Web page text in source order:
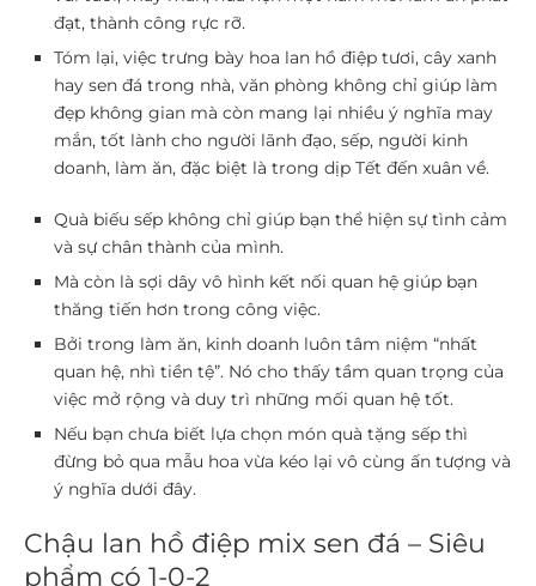
đạt, thành công rực rỡ.
Tóm lại, việc trưng bày hoa lan hồ điệp tươi, cây xanh
hay sen đá trong nhà, văn phòng không chỉ giúp làm
đẹp không gian mà còn mang lại nhiều ý nghĩa may
mắn, tốt lành cho người lãnh đạo, sếp, người kinh
doanh, làm ăn, đặc biệt là trong dịp Tết đến xuân về.
Quà biếu sếp không chỉ giúp bạn thể hiện sự tình cảm
và sự chân thành của mình.
Mà còn là sợi dây vô hình kết nối quan hệ giúp bạn
thăng tiến hơn trong công việc.
Bởi trong làm ăn, kinh doanh luôn tâm niệm “nhất
quan hệ, nhì tiền tệ”. Nó cho thấy tầm quan trọng của
việc mở rộng và duy trì những mối quan hệ tốt.
Nếu bạn chưa biết lựa chọn món quà tặng sếp thì
đừng bỏ qua mẫu hoa vừa kéo lại vô cùng ấn tượng và
ý nghĩa dưới đây.
Chậu lan hồ điệp mix sen đá – Siêu
phẩm có 1-0-2